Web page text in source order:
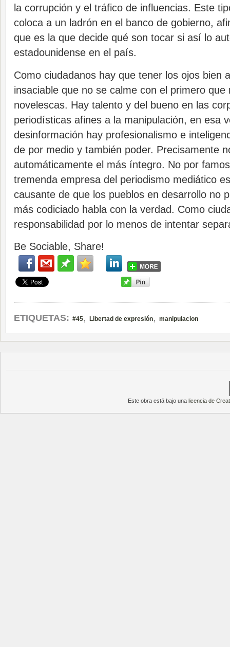
la corrupción y el tráfico de influencias. Este
coloca a un ladrón en el banco de gobierno,
que es la que decide qué son tocar si así lo
estadounidense en el país.
Como ciudadanos hay que tener los ojos bien
insaciable que no se calme con el primero que
novelescas. Hay talento y del bueno en las
periodísticas afines a la manipulación, en esa
desinformación hay profesionalismo e
de por medio y también poder. Precisamente
automáticamente el más íntegro. No por
tremenda empresa del periodismo mediático
causante de que los pueblos en desarrollo no
más codiciado habla con la verdad. Como
responsabilidad por lo menos de intentar
Be Sociable, Share!
ETIQUETAS: #45, Libertad de expresión, manipulacion
Este obra está bajo unalicencia de